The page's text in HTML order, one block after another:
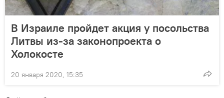
В Израиле пройдет акция у посольства
Литвы из-за законопроекта о
Холокосте
20 января 2020, 15:35